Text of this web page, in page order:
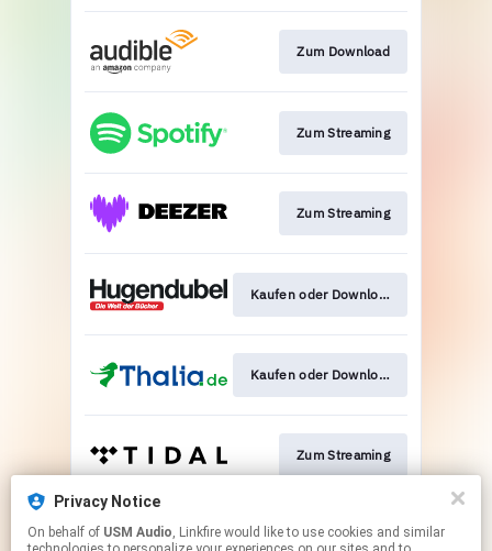
Privacy Notice
On behalf of USM Audio, Linkfire would like to use cookies and similar
Zum Download
Zum Streaming
Zum Streaming
Kaufen oder Download
Kaufen oder Download
Zum Streaming
Zur Verlagsseite